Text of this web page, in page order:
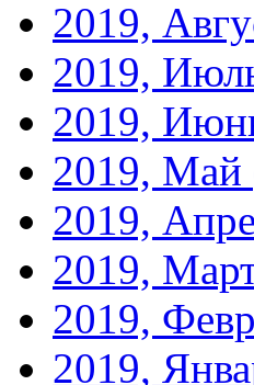
2019,
2019,
2019,
2019, Май
2019,
2019,
2019,
2019,